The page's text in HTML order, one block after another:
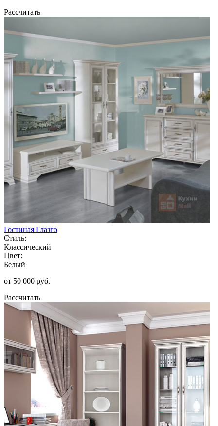
Рассчитать
Гостиная Глазго
Стиль:
Классический
Цвет:
Белый
от 50 000 руб.
Рассчитать